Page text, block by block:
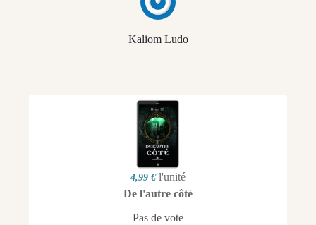
Kaliom Ludo
4,99 € l'unité
De l'autre côté
Pas de vote